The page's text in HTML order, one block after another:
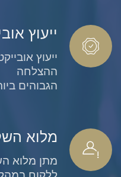
ייעוץ
ייעוץ
ההצלחה
הגבוהים
מלוא
מתן מלוא